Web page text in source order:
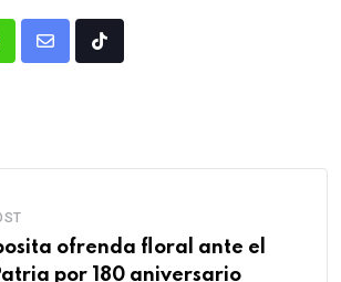
ofrenda floral ante el
por 180 aniversario